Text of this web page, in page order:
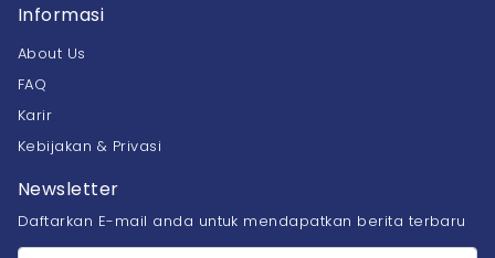
Informasi
About Us
FAQ
Karir
Kebijakan & Privasi
Newsletter
Daftarkan E-mail anda untuk mendapatkan berita terbaru